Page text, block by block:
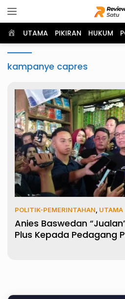
ke
Home
UTAMA PIKIRAN HUKUM
kampanye capres
POLITIK-PEMERINTAHAN, UTAMA
Anies Baswedan
Plus Kepada Pedagang